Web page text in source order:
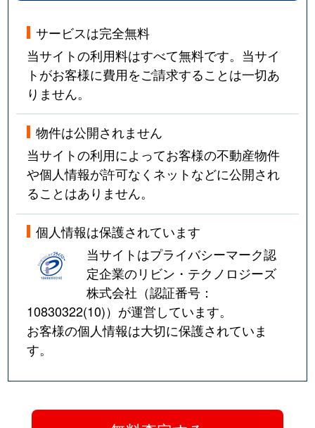
サービスは完全無料
当サイトの利用料はすべて無料です。当サイ
トがお客様に費用をご請求することは一切あ
りません。
物件は公開されません
当サイトの利用によってお客様の不動産物件
や個人情報が許可なくネットなどに公開され
ることはありません。
個人情報は保護されています
当サイトはプライバシーマーク認
定企業のリビン・テクノロジーズ
株式会社（認証番号：
10830322(10)）が運営しています。
お客様の個人情報は大切に保護されていま
す。